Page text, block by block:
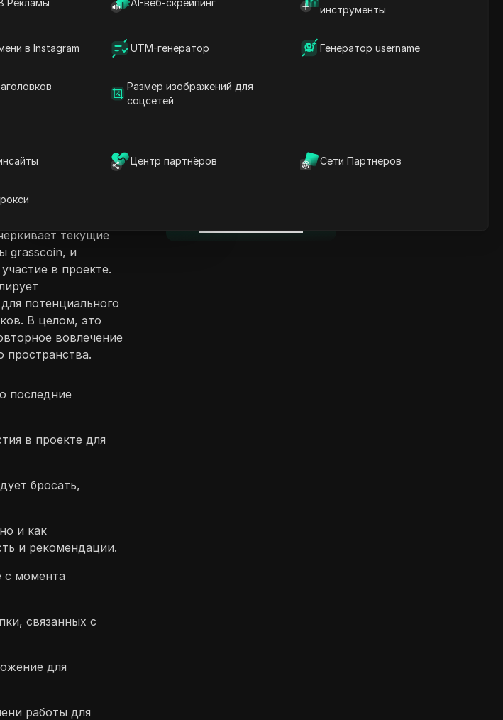
Рекламы AI-веб-скрейпинг
инструменты
в Instagram UTM-генератор Генератор username
Размер изображений для
соцсетей
Центр партнёров Сети Партнеров
Задайте вопросы об этой странице
Drop и его
важность
очки и
текущие
grasscoin, и
в проекте.
потенциального
В целом, это
вовлечение
пространства.
последние
в проекте для
бросать,
и как
и рекомендации.
с момента
связанных с
для
работы для
Ключевая информация
Ключевые слова
Связанные вопросы и
ответы
DICloak антидетект браузер